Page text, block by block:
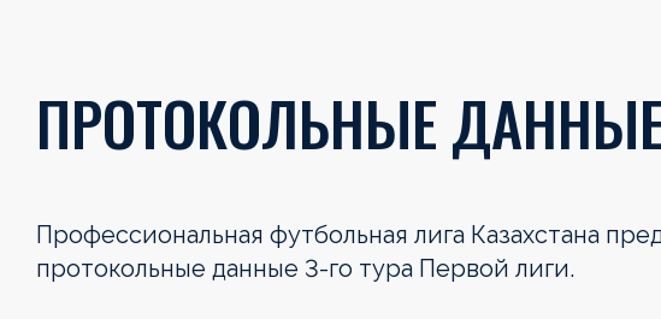
ПРОТОКОЛЬНЫЕ
Профессиональная футбольная лига Казахстана
протокольные данные 3-го тура Первой лиги.